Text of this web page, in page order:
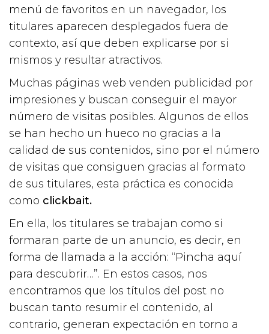
menú de favoritos en un navegador, los
titulares aparecen desplegados fuera de
contexto, así que deben explicarse por si
mismos y resultar atractivos.
Muchas páginas web venden publicidad por
impresiones y buscan conseguir el mayor
número de visitas posibles. Algunos de ellos
se han hecho un hueco no gracias a la
calidad de sus contenidos, sino por el número
de visitas que consiguen gracias al formato
de sus titulares, esta práctica es conocida
como clickbait.
En ella, los titulares se trabajan como si
formaran parte de un anuncio, es decir, en
forma de llamada a la acción: “Pincha aquí
para descubrir…”. En estos casos, nos
encontramos que los títulos del post no
buscan tanto resumir el contenido, al
contrario, generan expectación en torno a